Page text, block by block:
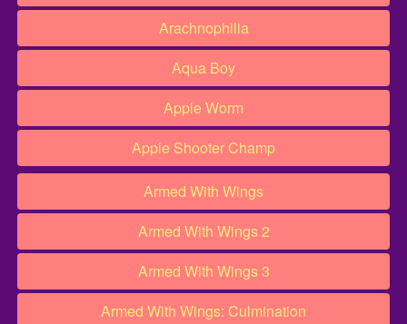
Arachnophilia
Aqua Boy
Apple Worm
Apple Shooter Champ
Armed With Wings
Armed With Wings 2
Armed With Wings 3
Armed With Wings: Culmination